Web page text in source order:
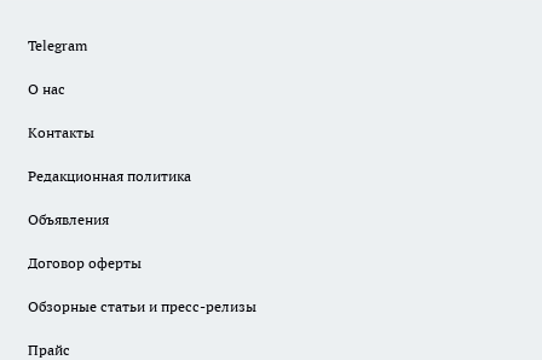
Telegram
О нас
Контакты
Редакционная политика
Объявления
Договор оферты
Обзорные статьи и пресс-релизы
Прайс